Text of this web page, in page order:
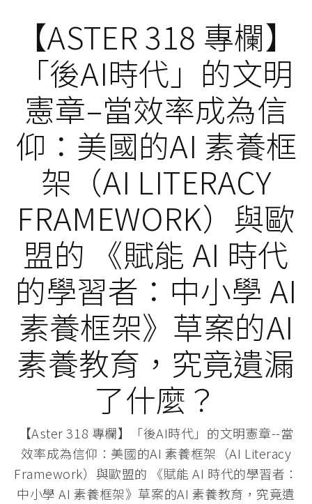
【ASTER 318 專欄】
「後AI時代」的文明
憲章–當效率成為信
仰：美國的AI 素養框
架（AI LITERACY
FRAMEWORK）與歐
盟的 《賦能 AI 時代
的學習者：中小學 AI
素養框架》草案的AI
素養教育，究竟遺漏
了什麼？
【Aster 318 專欄】「後AI時代」的文明憲章--當
效率成為信仰：美國的AI 素養框架（AI Literacy
Framework）與歐盟的 《賦能 AI 時代的學習者：
中小學 AI 素養框架》草案的AI 素養教育，究竟遺